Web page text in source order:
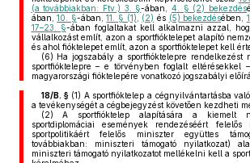
(a továbbiakban: Ftv.) 3. §-ában,4. § (2) bekezdés
ában,10. §-ában,11. § (1) (2) és (5) bekezdésében,
17–23. §-ában foglaltakat kell alkalmazni azzal,
vállalkozást említ, azon a sportfióktelepet alapító
és ahol fióktelepet említ, azon a sportfióktelepet kell
(6) Ha jogszabály a sportfióktelepre rendelkezést
sportfióktelepre – e törvényben foglalt eltérésekkel
magyarországi fióktelepére vonatkozó jogszabályi
18/B. §(1) A sportfióktelep a cégnyilvántartásba
a tevékenységét a cégbejegyzést követően kezdheti
(2) A sportfióktelep alapítására a kiemelt
sportdiplomáciai események rendezéséért
sportpolitikáért felelős miniszter együttes
továbbiakban: miniszteri támogató nyilatkozat)
miniszteri támogató nyilatkozatot mellékelni kell a